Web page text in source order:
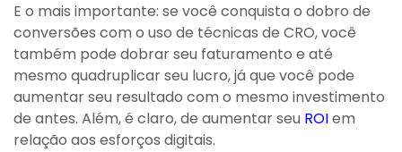
E o mais importante: se você conquista o dobro de
conversões com o uso de técnicas de CRO, você
também pode dobrar seu faturamento e até
mesmo quadruplicar seu lucro, já que você pode
aumentar seu resultado com o mesmo investimento
de antes. Além, é claro, de aumentar seu ROIem
relação aos esforços digitais.